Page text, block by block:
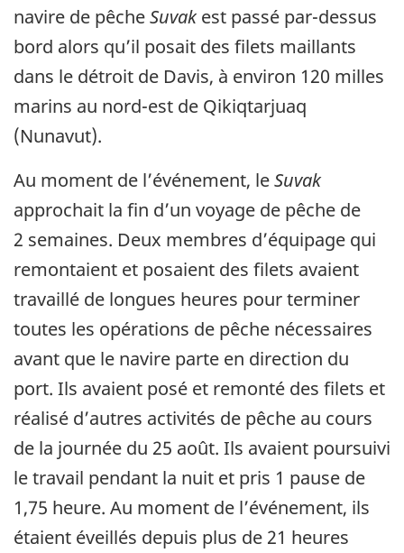
navire de pêcheSuvakest passé par-dessus
bord alors qu’il posait des filets maillants
dans le détroit de Davis, à environ 120 milles
marins au nord-est de Qikiqtarjuaq
(Nunavut).
Au moment de l’événement, leSuvak
approchait la fin d’un voyage de pêche de
2 semaines. Deux membres d’équipage qui
remontaient et posaient des filets avaient
travaillé de longues heures pour terminer
toutes les opérations de pêche nécessaires
avant que le navire parte en direction du
port. Ils avaient posé et remonté des filets et
réalisé d’autres activités de pêche au cours
de la journée du 25 août. Ils avaient poursuivi
le travail pendant la nuit et pris 1 pause de
1,75 heure. Au moment de l’événement, ils
étaient éveillés depuis plus de 21 heures